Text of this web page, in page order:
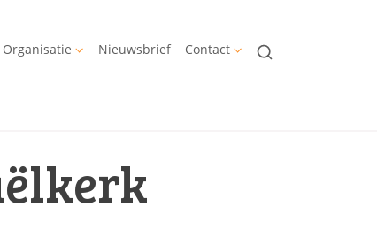
Organisatie Nieuwsbrief Contact